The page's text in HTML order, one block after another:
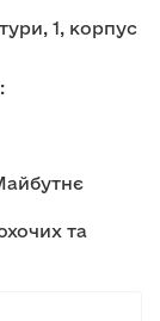
1, корпус
та